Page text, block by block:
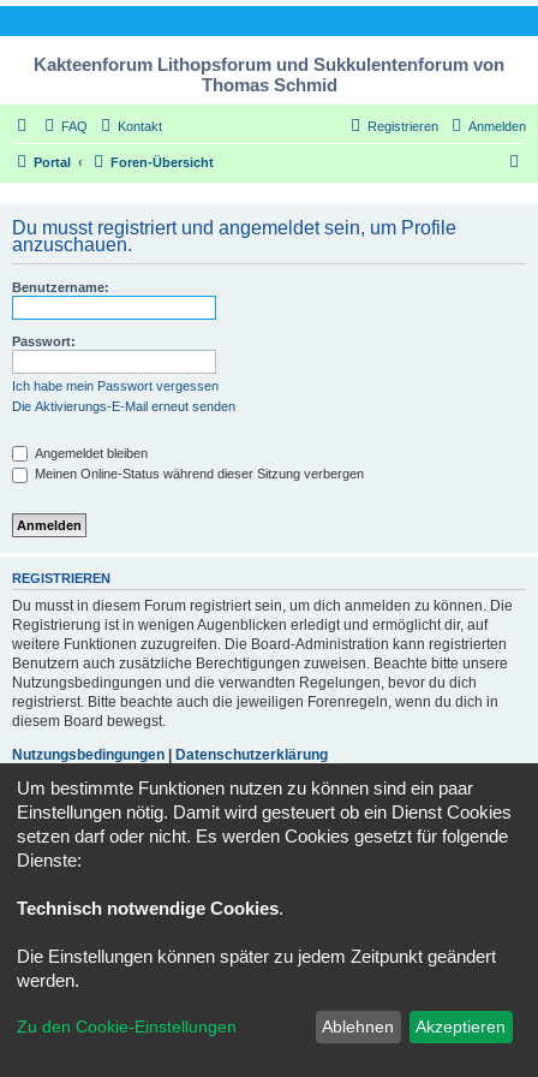
Kakteenforum Lithopsforum und Sukkulentenforum von
Thomas Schmid
FAQ Kontakt Anmelden
Registrieren
Portal Foren-Übersicht
Du musst registriert und angemeldet sein, um Profile
anzuschauen.
Benutzername:
Passwort:
Ich habe mein Passwort vergessen
Die Aktivierungs-E-Mail erneut senden
Angemeldet bleiben
Meinen Online-Status während dieser Sitzung verbergen
REGISTRIEREN
Du musst in diesem Forum registriert sein, um dich anmelden zu können. Die
Registrierung ist in wenigen Augenblicken erledigt und ermöglicht dir, auf
weitere Funktionen zuzugreifen. Die Board-Administration kann registrierten
Benutzern auch zusätzliche Berechtigungen zuweisen. Beachte bitte unsere
Nutzungsbedingungen und die verwandten Regelungen, bevor du dich
registrierst. Bitte beachte auch die jeweiligen Forenregeln, wenn du dich in
diesem Board bewegst.
Nutzungsbedingungen
Datenschutzerklärung
Registrieren
Powered byphpBB ® Forum Software © phpBB Limited
Datenschutz|Nutzungsbedingungen
Um bestimmte Funktionen nutzen zu können sind ein paar
Einstellungen nötig. Damit wird gesteuert ob ein Dienst Cookies
setzen darf oder nicht. Es werden Cookies gesetzt für folgende
Dienste:
Technisch notwendige Cookies.
Die Einstellungen können später zu jedem Zeitpunkt geändert
werden.
Zu den Cookie-Einstellungen Ablehnen Akzeptieren